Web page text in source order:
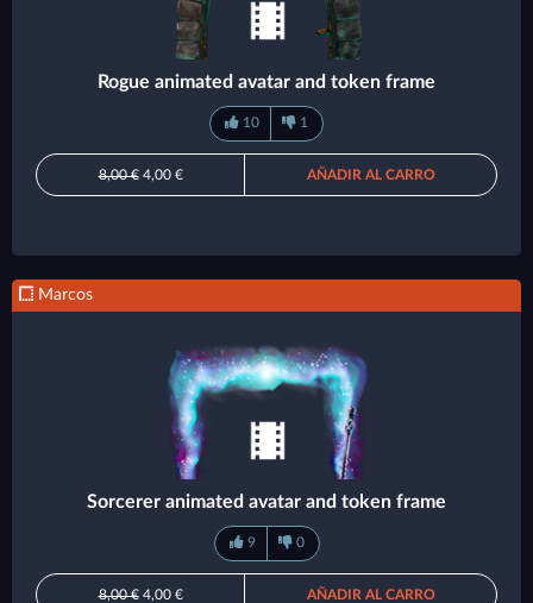
Rogue animated avatar and token frame
10 1
8,00 €4,00 € AÑADIR AL CARRO
Marcos
Sorcerer animated avatar and token frame
9 0
8,00 €4,00 € AÑADIR AL CARRO